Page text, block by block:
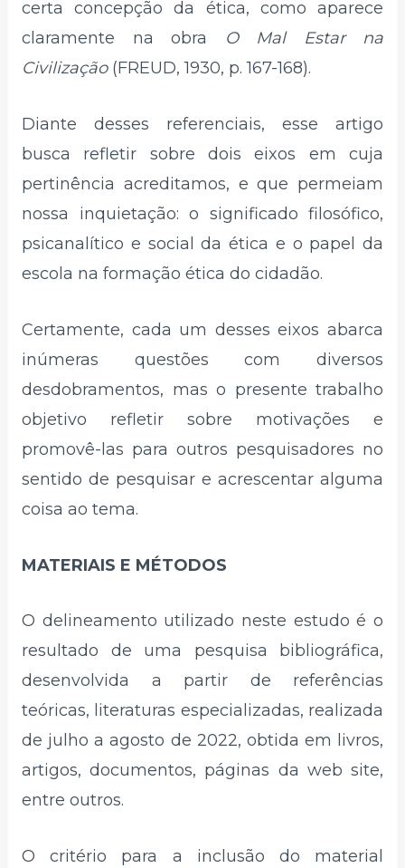
certa concepção da ética, como aparece
claramente na obra
O Mal Estar na
Civilização(FREUD, 1930, p. 167-168).
Diante desses referenciais, esse artigo
busca refletir sobre dois eixos em cuja
pertinência acreditamos, e que permeiam
nossa inquietação: o significado filosófico,
psicanalítico e social da ética e o papel da
escola na formação ética do cidadão.
Certamente, cada um desses eixos abarca
inúmeras questões com diversos
desdobramentos, mas o presente trabalho
objetivo refletir sobre motivações e
promovê-las para outros pesquisadores no
sentido de pesquisar e acrescentar alguma
coisa ao tema.
MATERIAIS E MÉTODOS
O delineamento utilizado neste estudo é o
resultado de uma pesquisa bibliográfica,
desenvolvida a partir de referências
teóricas, literaturas especializadas, realizada
de julho a agosto de 2022, obtida em livros,
artigos, documentos, páginas da web site,
entre outros.
O critério para a inclusão do material